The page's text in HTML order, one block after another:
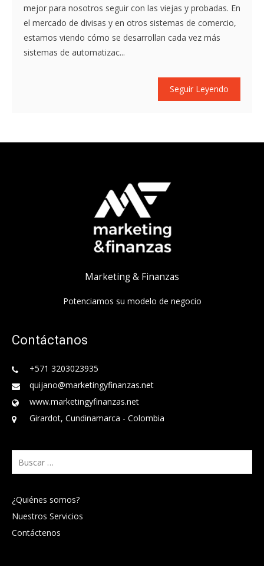
mejor para nosotros seguir con las viejas y probadas. En
el mercado de divisas y en otros sistemas de comercio,
estamos viendo cómo se desarrollan cada vez más
sistemas de automatizac...
Seguir Leyendo
Marketing & Finanzas
Potenciamos su modelo de negocio
Contáctanos
+571 3203023935
quijano@marketingyfinanzas.net
www.marketingyfinanzas.net
Girardot, Cundinamarca - Colombia
Buscar:
¿Quiénes somos?
Nuestros Servicios
Contáctenos